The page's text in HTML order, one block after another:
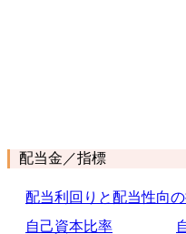
配当金／指標
配当利回りと配当性向
自己資本比率